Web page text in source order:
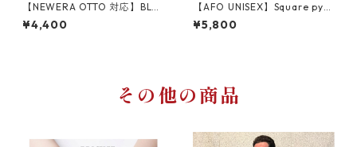
【NEWERA OTTO 対応】BLD
C VISOR WAPPEN バイザーア
ーチ ワッペン ロゴ ツバ裏 刺
¥4,400
【AFO UNISEX】Square pyra
mid rivets STUDS LONG BEL
T COLLER / スタッズ 鋲 首輪
¥5,800
その他の商品